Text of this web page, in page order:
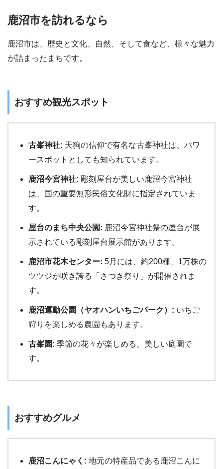
鹿沼市を訪れるなら
鹿沼市は、歴史と文化、自然、そして食など、様々な魅力
が詰まったまちです。
おすすめ観光スポット
古峯神社: 天狗の信仰で有名な古峯神社は、パワ
ースポットとしても知られています。
鹿沼今宮神社: 彫刻屋台が美しい鹿沼今宮神社
は、国の重要無形民俗文化財に指定されていま
す。
屋台のまち中央公園: 鹿沼今宮神社祭の屋台が展
示されている彫刻屋台展示館があります。
鹿沼市花木センター: 5月には、約200種、1万株の
ツツジが咲き誇る「さつき祭り」が開催されま
す。
鹿沼運動公園（ヤオハンいちごパーク）: いちご
狩りを楽しめる農園もあります。
古峯園: 季節の花々が楽しめる、美しい庭園で
す。
おすすめグルメ
鹿沼こんにゃく: 地元の特産品である鹿沼こんに